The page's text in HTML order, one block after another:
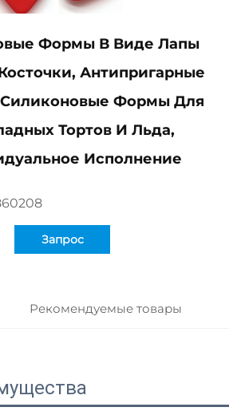
Формы В Виде Лапы
Антипригарные
Формы Для
Тортов И Льда,
Исполнение
Запрос
Рекомендуемые товары